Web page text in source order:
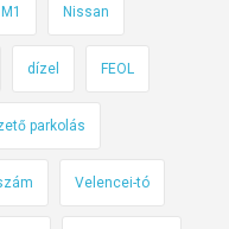
M1 Nissan
dízel FEOL
parkolás
Velencei-tó